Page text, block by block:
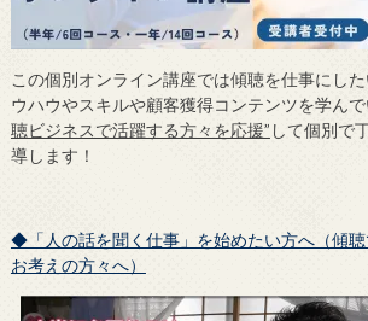
この個別オンライン講座では傾聴を仕事にし
ウハウやスキルや顧客獲得コンテンツを学んで
聴ビジネスで活躍する方々を応援” して個別で
導します！
◆「人の話を聞く仕事」を始めたい方へ（傾
お考えの方々へ）